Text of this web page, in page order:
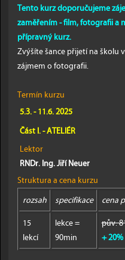
Tento kurz doporučujeme
zaměřením - film, fotografii a
přípravný kurz.
Zvýšíte šance přijetí na školu
zájmem o fotografii.
Termín kurzu
5.3. - 11.6. 2025
Část I. - ATELIÉR
Lektor
RNDr. Ing. Jiří Neuer
Struktura a cena kurzu
rozsah
specifikace
cena
15
lekcí
lekce =
90min
pův.
+